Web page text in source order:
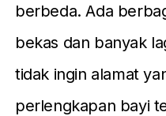
berbeda. Ada
bekas dan banyak
tidak ingin alamat
perlengkapan bayi